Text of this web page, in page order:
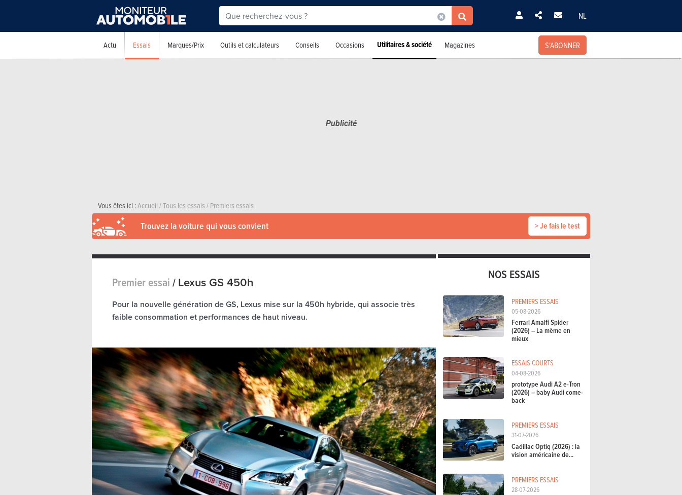
NL
Actu Essais Marques/Prix Outils et calculateurs Conseils Occasions Utilitaires & société Magazines S'ABONNER
Vous êtes ici :Accueil/Tous les essais/Premiers essais
Trouvez la voiture qui vous convient > Je fais le test
Premier essai/Lexus GS 450h
Pour la nouvelle génération de GS, Lexus mise sur la 450h hybride, qui associe très
faible consommation et performances de haut niveau.
NOS ESSAIS
PREMIERS ESSAIS
05-08-2026
Ferrari Amalfi Spider
(2026) – La même en
mieux
ESSAIS COURTS
04-08-2026
prototype Audi A2 e-Tron
(2026) – baby Audi come-
back
PREMIERS ESSAIS
31-07-2026
Cadillac Optiq (2026) : la
vision américaine de...
PREMIERS ESSAIS
28-07-2026